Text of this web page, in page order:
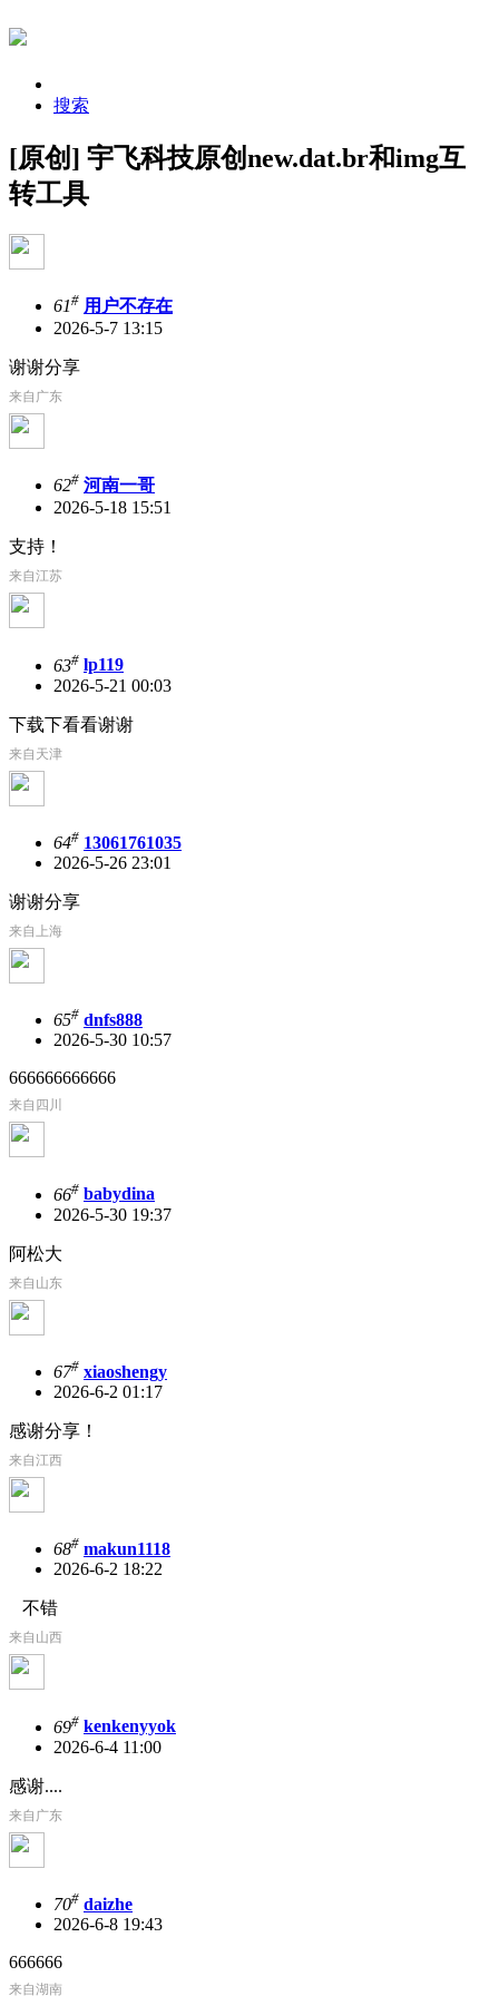
搜索
[原创] 宇飞科技原创new.dat.br和img互
转工具
61# 用户不存在
2026-5-7 13:15
谢谢分享
来自广东
62# 河南一哥
2026-5-18 15:51
支持！
来自江苏
63# lp119
2026-5-21 00:03
下载下看看谢谢
来自天津
64# 13061761035
2026-5-26 23:01
谢谢分享
来自上海
65# dnfs888
2026-5-30 10:57
666666666666
来自四川
66# babydina
2026-5-30 19:37
阿松大
来自山东
67# xiaoshengy
2026-6-2 01:17
感谢分享！
来自江西
68# makun1118
2026-6-2 18:22
不错
来自山西
69# kenkenyyok
2026-6-4 11:00
感谢....
来自广东
70# daizhe
2026-6-8 19:43
666666
来自湖南